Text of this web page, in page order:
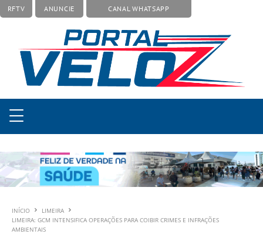
RFTV ANUNCIE CANAL WHATSAPP
INÍCIO
LIMEIRA
LIMEIRA: GCM INTENSIFICA OPERAÇÕES PARA COIBIR CRIMES E INFRAÇÕES
AMBIENTAIS